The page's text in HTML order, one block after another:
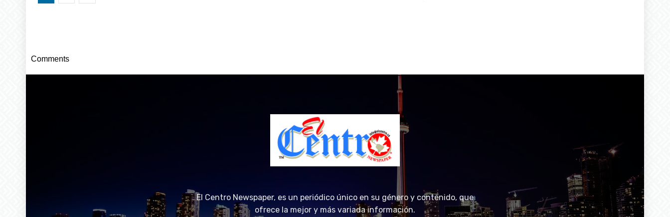
Comments
El Centro Newspaper, es un periódico único en su género y contenido, que
ofrece la mejor y más variada información.